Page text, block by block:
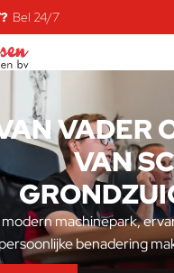
Bel 24/7
VADER
VAN
machinepark,
persoonlijke benadering